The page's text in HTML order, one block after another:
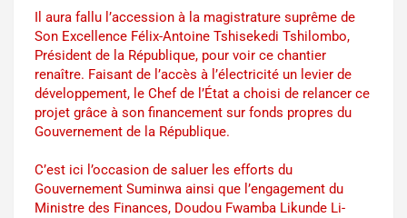
Il aura fallu l’accession à la magistrature suprême de
Son Excellence Félix-Antoine Tshisekedi Tshilombo,
Président de la République, pour voir ce chantier
renaître. Faisant de l’accès à l’électricité un levier de
développement, le Chef de l’État a choisi de relancer ce
projet grâce à son financement sur fonds propres du
Gouvernement de la République.
C’est ici l’occasion de saluer les efforts du
Gouvernement Suminwa ainsi que l’engagement du
Ministre des Finances, Doudou Fwamba Likunde Li-